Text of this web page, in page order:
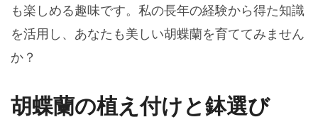
も楽しめる趣味です。私の長年の経験から得た知識
を活用し、あなたも美しい胡蝶蘭を育ててみません
か？
胡蝶蘭の植え付けと鉢選び